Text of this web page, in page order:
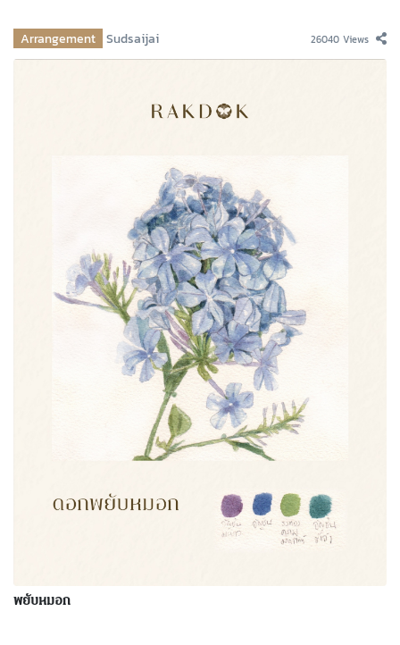
Arrangement Sudsaijai 26040 Views
พยับหมอก